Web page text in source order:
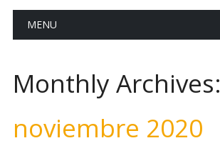
Main menu
MENU
Monthly Archives:
noviembre 2020